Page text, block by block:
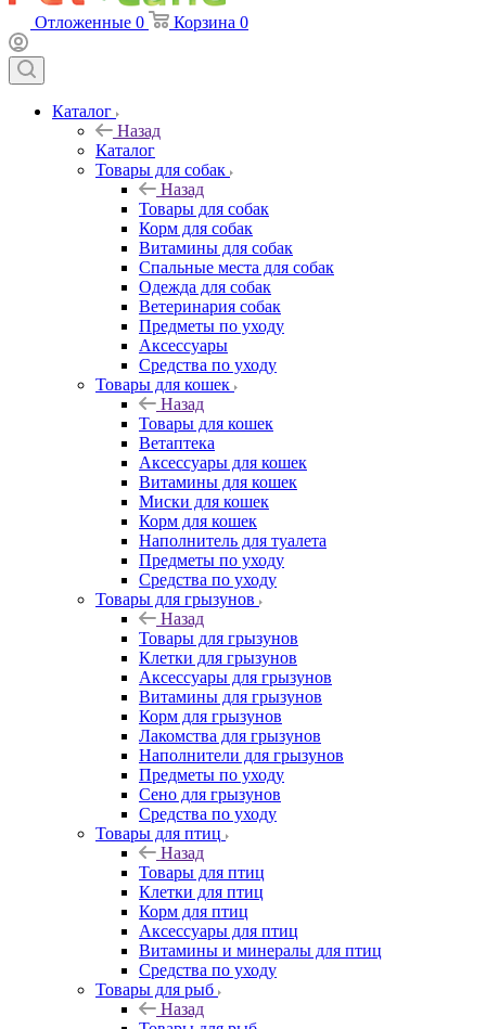
Отложенные 0 Корзина 0
Каталог
Назад
Каталог
Товары для собак
Назад
Товары для собак
Корм для собак
Витамины для собак
Спальные места для собак
Одежда для собак
Ветеринария собак
Предметы по уходу
Аксессуары
Средства по уходу
Товары для кошек
Назад
Товары для кошек
Ветаптека
Аксессуары для кошек
Витамины для кошек
Миски для кошек
Корм для кошек
Наполнитель для туалета
Предметы по уходу
Средства по уходу
Товары для грызунов
Назад
Товары для грызунов
Клетки для грызунов
Аксессуары для грызунов
Витамины для грызунов
Корм для грызунов
Лакомства для грызунов
Наполнители для грызунов
Предметы по уходу
Сено для грызунов
Средства по уходу
Товары для птиц
Назад
Товары для птиц
Клетки для птиц
Корм для птиц
Аксессуары для птиц
Витамины и минералы для птиц
Средства по уходу
Товары для рыб
Назад